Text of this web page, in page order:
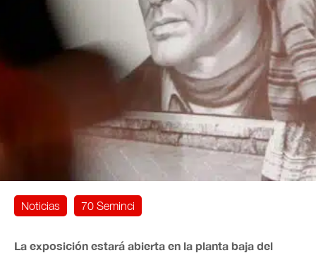
Noticias 70 Seminci
La exposición estará abierta en la planta baja del